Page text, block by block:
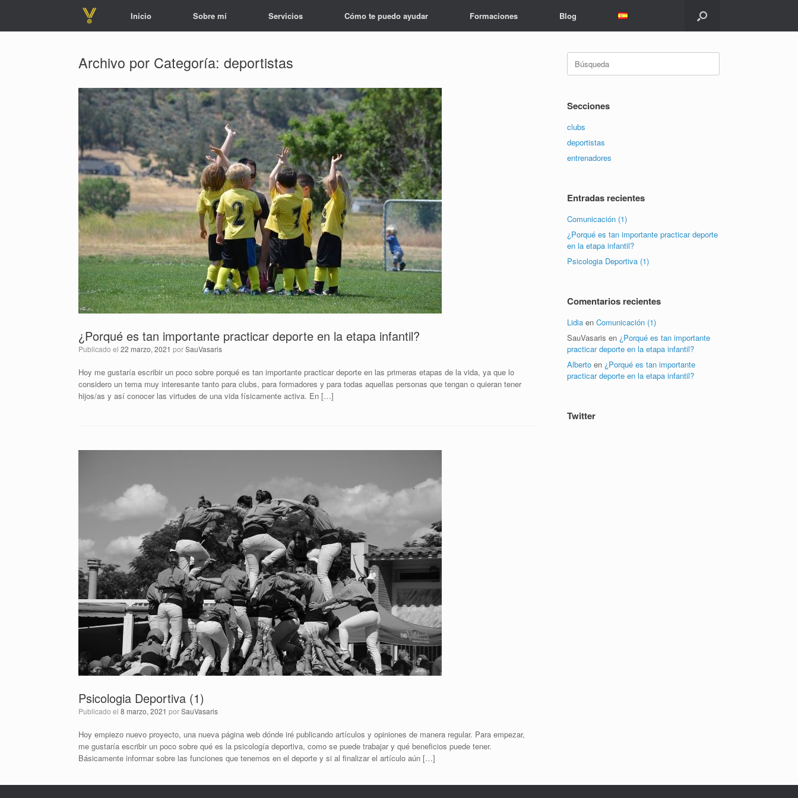
Inicio Sobre mí Servicios Cómo te puedo ayudar Formaciones Blog
Archivo por Categoría: deportistas
¿Porqué es tan importante practicar deporte en la etapa infantil?
Publicado el 22 marzo, 2021 porSauVasaris
Hoy me gustaría escribir un poco sobre porqué es tan importante practicar deporte en las primeras etapas de la vida, ya que lo
considero un tema muy interesante tanto para clubs, para formadores y para todas aquellas personas que tengan o quieran tener
hijos/as y así conocer las virtudes de una vida físicamente activa. En […]
Psicologia Deportiva (1)
Publicado el 8 marzo, 2021 porSauVasaris
Hoy empiezo nuevo proyecto, una nueva página web dónde iré publicando artículos y opiniones de manera regular. Para empezar,
me gustaría escribir un poco sobre qué es la psicología deportiva, como se puede trabajar y qué beneficios puede tener.
Básicamente informar sobre las funciones que tenemos en el deporte y si al finalizar el artículo aún […]
Secciones
clubs
deportistas
entrenadores
Entradas recientes
Comunicación (1)
¿Porqué es tan importante practicar deporte
en la etapa infantil?
Psicologia Deportiva (1)
Comentarios recientes
Lidia enComunicación (1)
SauVasaris en ¿Porqué es tan importante
practicar deporte en la etapa infantil?
Alberto en ¿Porqué es tan importante
practicar deporte en la etapa infantil?
Twitter